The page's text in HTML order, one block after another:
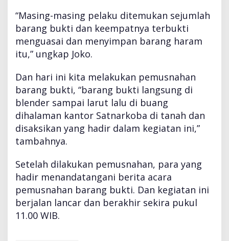
“Masing-masing pelaku ditemukan sejumlah
barang bukti dan keempatnya terbukti
menguasai dan menyimpan barang haram
itu,” ungkap Joko.
Dan hari ini kita melakukan pemusnahan
barang bukti, “barang bukti langsung di
blender sampai larut lalu di buang
dihalaman kantor Satnarkoba di tanah dan
disaksikan yang hadir dalam kegiatan ini,”
tambahnya.
Setelah dilakukan pemusnahan, para yang
hadir menandatangani berita acara
pemusnahan barang bukti. Dan kegiatan ini
berjalan lancar dan berakhir sekira pukul
11.00 WIB.